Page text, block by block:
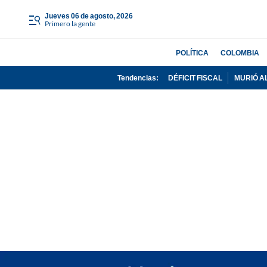
jueves 06 de agosto, 2026
Primero la gente
POLÍTICA COLOMBIA
Tendencias: DÉFICIT FISCAL MURIÓ